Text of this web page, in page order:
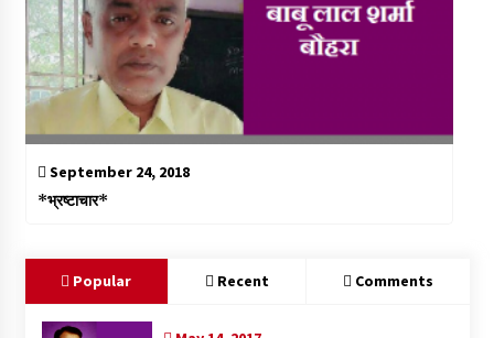
September 24, 2018
*भ्रष्टाचार*
Popular Recent Comments